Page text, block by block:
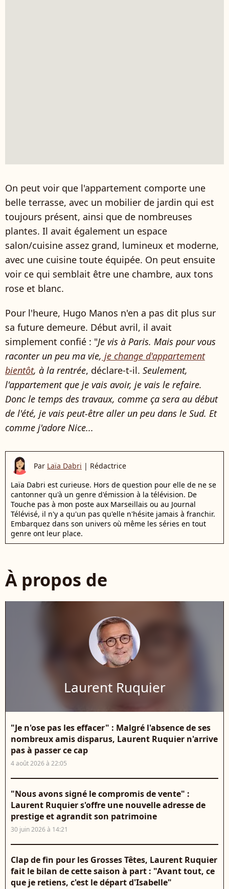
On peut voir que l'appartement comporte une
belle terrasse, avec un mobilier de jardin qui est
toujours présent, ainsi que de nombreuses
plantes. Il avait également un espace
salon/cuisine assez grand, lumineux et moderne,
avec une cuisine toute équipée. On peut ensuite
voir ce qui semblait être une chambre, aux tons
rose et blanc.
Pour l'heure, Hugo Manos n'en a pas dit plus sur
sa future demeure. Début avril, il avait
simplement confié : "Je vis à Paris. Mais pour vous
raconter un peu ma vie, je change d'appartement
bientôt, à la rentrée, déclare-t-il. Seulement,
l'appartement que je vais avoir, je vais le refaire.
Donc le temps des travaux, comme ça sera au début
de l'été, je vais peut-être aller un peu dans le Sud. Et
comme j'adore Nice...
Par Laïa Dabri | Rédactrice
Laïa Dabri est curieuse. Hors de question pour elle de ne se
cantonner qu'à un genre d'émission à la télévision. De
Touche pas à mon poste aux Marseillais ou au Journal
Télévisé, il n'y a qu'un pas qu'elle n'hésite jamais à franchir.
Embarquez dans son univers où même les séries en tout
genre ont leur place.
À propos de
Laurent Ruquier
"Je n'ose pas les effacer" : Malgré l'absence de ses
nombreux amis disparus, Laurent Ruquier n'arrive
pas à passer ce cap
4 août 2026 à 22:05
"Nous avons signé le compromis de vente" :
Laurent Ruquier s'offre une nouvelle adresse de
prestige et agrandit son patrimoine
30 juin 2026 à 14:21
Clap de fin pour les Grosses Têtes, Laurent Ruquier
fait le bilan de cette saison à part : "Avant tout, ce
que je retiens, c'est le départ d'Isabelle"